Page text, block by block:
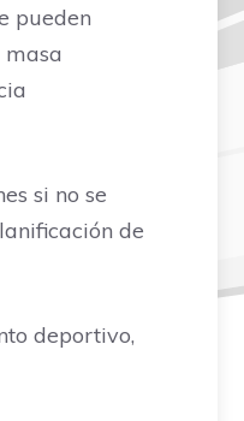
pueden
si no se
de
deportivo,